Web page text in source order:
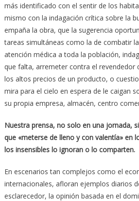
más identificado con el sentir de los
mismo con la indagación crítica sobre la
empaña la obra, que la sugerencia
tareas simultáneas como la de combatir
atención médica a toda la población,
que falta, arremeter contra el revendedor
los altos precios de un producto, o
mira para el cielo en espera de le caigan
su propia empresa, almacén, centro
Nuestra prensa, no solo en una jornada,
que «meterse de lleno y con valentía» en
los insensibles lo ignoran o lo comparten.
En escenarios tan complejos como el
internacionales, afloran ejemplos diarios
esclarecedor, la opinión basada en el